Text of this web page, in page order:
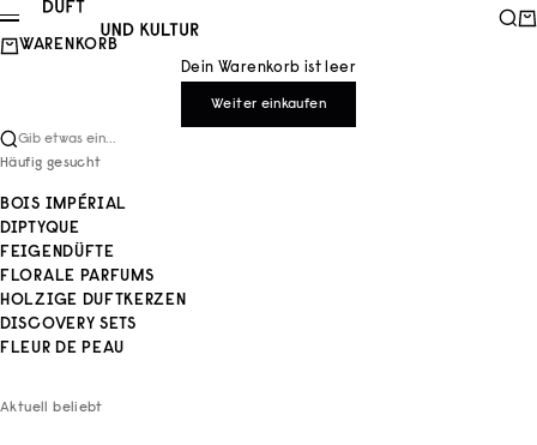
Zum Inhalt springen
Duft und Kultur
Menü
WARENKORB
Dein Warenkorb ist leer
Weiter einkaufen
Gib etwas ein...
Häufig gesucht
BOIS IMPÉRIAL
DIPTYQUE
FEIGENDÜFTE
FLORALE PARFUMS
HOLZIGE DUFTKERZEN
DISCOVERY SETS
FLEUR DE PEAU
Aktuell beliebt